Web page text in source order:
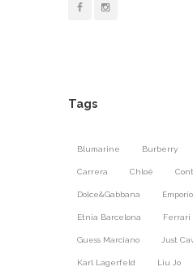
Tags
Blumarine Burberry
Carrera Chloé
Dolce&Gabbana
Etnia Barcelona Ferrari
Guess Marciano Just
Karl Lagerfeld Liu Jo